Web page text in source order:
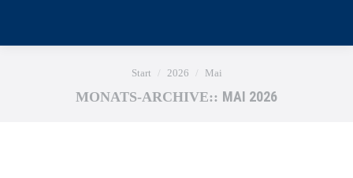
Sie befinden sich hier:
Start 2026 Mai
MONATS-ARCHIVE:: MAI 2026